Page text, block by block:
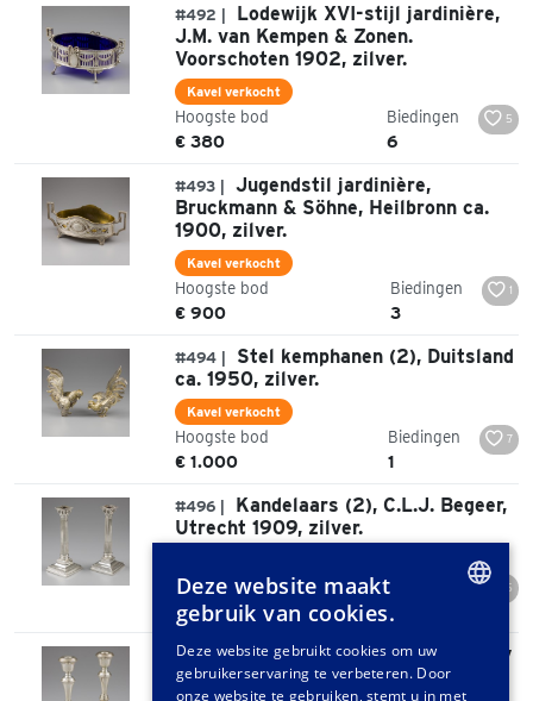
#492 |
Lodewijk XVI-stijl jardinière,
J.M. van Kempen & Zonen.
Voorschoten 1902, zilver.
Kavel verkocht
Hoogste bod
€ 380
Biedingen
6
5
#493 |
Jugendstil jardinière,
Bruckmann & Söhne, Heilbronn ca.
1900, zilver.
Kavel verkocht
Hoogste bod
€ 900
Biedingen
3
1
#494 |
Stel kemphanen (2), Duitsland
ca. 1950, zilver.
Kavel verkocht
Hoogste bod
€ 1.000
Biedingen
1
7
#496 |
Kandelaars (2), C.L.J. Begeer,
Utrecht 1909, zilver.
Hoogste bod
€ 650
Biedingen
4
15
#500 | Kandelaars (2), W.I. Broadway
& Co. Birmingham 1972, zilver.
GERMAN
Deze website maakt
gebruik van cookies.
Deze website gebruikt cookies om uw
gebruikerservaring te verbeteren. Door
onze website te gebruiken, stemt u in met